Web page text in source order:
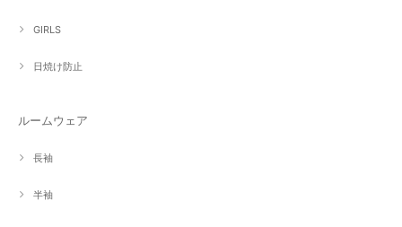
GIRLS
日焼け防止
ルームウェア
長袖
半袖